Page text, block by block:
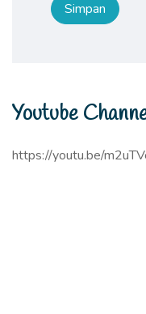
Youtube
https://youtu.be/